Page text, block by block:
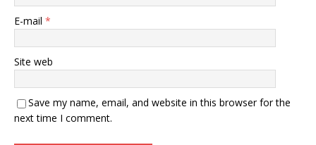
E-mail *
Site web
Save my name, email, and website in this browser for the
next time I comment.